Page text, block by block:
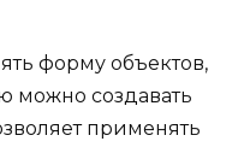
форму объектов,
можно создавать
применять